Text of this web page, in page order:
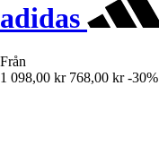
adidas
Från
1 098,00 kr 768,00 kr -30%